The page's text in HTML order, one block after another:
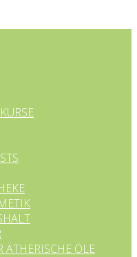
ÄTHERISCHE ÖLE